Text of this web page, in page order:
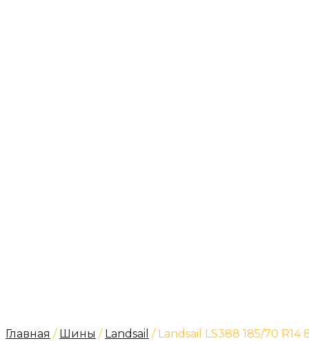
Главная / Шины / Landsail / Landsail LS388 185/70 R14